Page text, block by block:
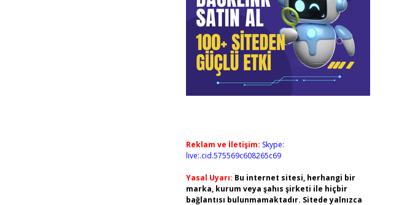
Reklam ve İletişim: Skype:
live:.cid.575569c608265c69
Yasal Uyarı: Bu internet sitesi, herhangi bir
marka, kurum veya şahıs şirketi ile hiçbir
bağlantısı bulunmamaktadır. Sitede yalnızca